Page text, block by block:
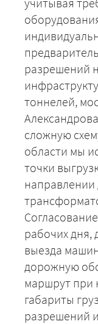
разрешений
тоннелей,
сложную
области мы
точки
направлении
рабочих дня,
выезда
дорожную
маршрут при
габариты
разрешений